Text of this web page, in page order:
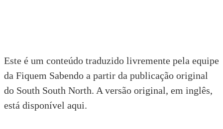
Este é um conteúdo traduzido livremente pela equipe
da Fiquem Sabendo a partir da publicação original
do South South North. A versão original, em inglês,
está disponível aqui.